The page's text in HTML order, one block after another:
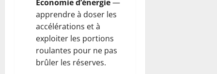
Économie d’énergie—
apprendre à doser les
accélérations et à
exploiter les portions
roulantes pour ne pas
brûler les réserves.